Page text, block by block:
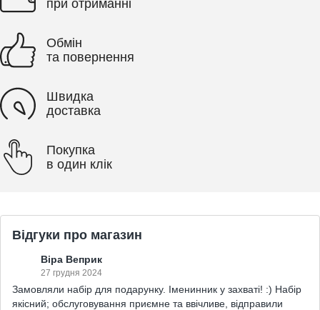
при отриманні
Обмін
та повернення
Швидка
доставка
Покупка
в один клік
Відгуки про магазин
Віра Веприк
27 грудня 2024
Замовляли набір для подарунку. Іменинник у захваті! :) Набір
якісний; обслуговування приємне та ввічливе, відправили